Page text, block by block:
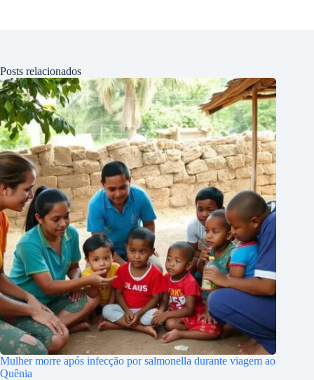
Posts relacionados
Mulher morre após infecção por salmonella durante viagem ao
Quênia